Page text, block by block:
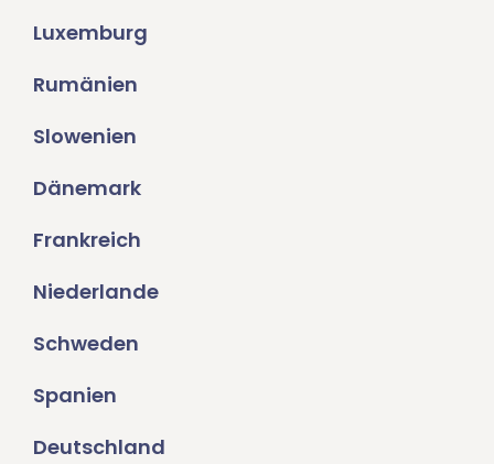
Luxemburg
Rumänien
Slowenien
Dänemark
Frankreich
Niederlande
Schweden
Spanien
Deutschland